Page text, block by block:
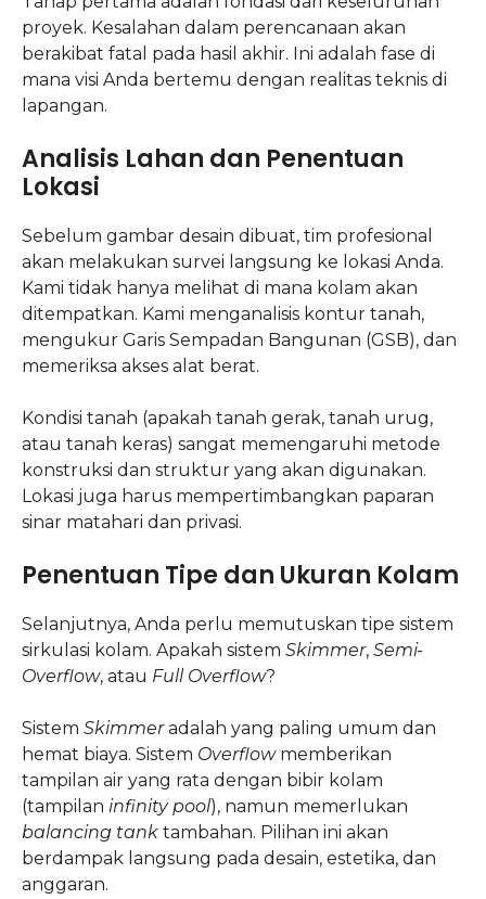
proyek. Kesalahan dalam perencanaan akan
berakibat fatal pada hasil akhir. Ini adalah fase di
mana visi Anda bertemu dengan realitas teknis di
lapangan.
Analisis Lahan dan Penentuan
Lokasi
Sebelum gambar desain dibuat, tim profesional
akan melakukan survei langsung ke lokasi Anda.
Kami tidak hanya melihat di mana kolam akan
ditempatkan. Kami menganalisis kontur tanah,
mengukur Garis Sempadan Bangunan (GSB), dan
memeriksa akses alat berat.
Kondisi tanah (apakah tanah gerak, tanah urug,
atau tanah keras) sangat memengaruhi metode
konstruksi dan struktur yang akan digunakan.
Lokasi juga harus mempertimbangkan paparan
sinar matahari dan privasi.
Penentuan Tipe dan Ukuran Kolam
Selanjutnya, Anda perlu memutuskan tipe sistem
sirkulasi kolam. Apakah sistem Skimmer, Semi-
Overflow, atau Full Overflow?
Sistem Skimmeradalah yang paling umum dan
hemat biaya. Sistem Overflowmemberikan
tampilan air yang rata dengan bibir kolam
(tampilan infinity pool), namun memerlukan
balancing tank tambahan. Pilihan ini akan
berdampak langsung pada desain, estetika, dan
anggaran.